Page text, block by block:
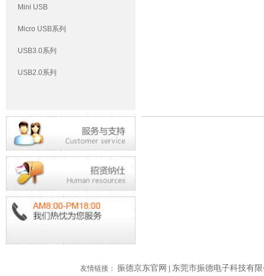
Mini USB
Micro USB系列
USB3.0系列
USB2.0系列
友情链接： 振德京东官网 | 东莞市振德电子科技有